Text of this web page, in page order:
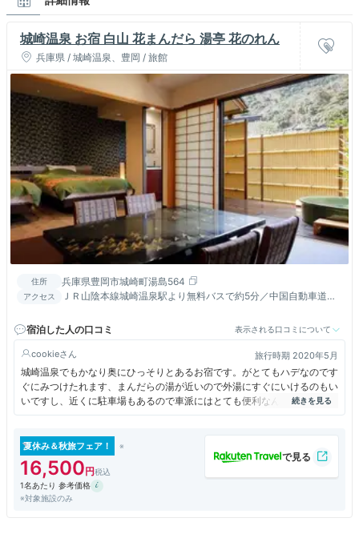
城崎温泉 お宿 白山 花まんだら 湯亭 花のれん
兵庫県 / 城崎温泉、豊岡 / 旅館
住所 兵庫県豊岡市城崎町湯島564
アクセス
ＪＲ山陰本線城崎温泉駅より無料バスで約5分／中国自動車道吉
宿泊した人の口コミ
表示される口コミについて
cookie 旅行時期 2020年5月
城崎温泉でもかなり奥にひっそりとあるお宿です。がとてもハデなのです
ぐにみつけたれます、まんだらの湯が近いので外湯にすぐにいけるのもい
いですし、近くに駐車場もあるので車派にはとても便利なんですよね。料
理も豪華でした
夏休み＆秋旅フェア！
16,500
1名あたり 参考価格
※対象施設のみ